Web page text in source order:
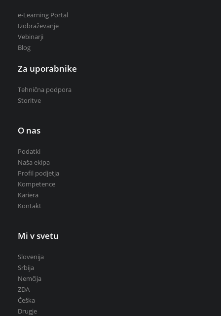
e-Learning Portal
Izobraževanje
Vebinarji
Blog
Za uporabnike
Tehnična podpora
Storitve
O nas
Podatki
Naša ekipa
Profil podjetja
Kompetence
Kariera
Kontakt
Mi v svetu
Slovenija
Srbija
Nemčija
ZDA
Češka
Drugje